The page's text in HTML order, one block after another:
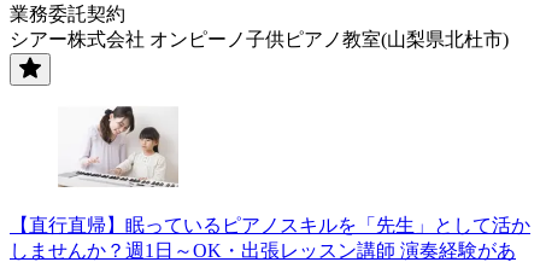
業務委託契約
シアー株式会社 オンピーノ子供ピアノ教室(山梨県北杜市)
【直行直帰】眠っているピアノスキルを「先生」として活か
しませんか？週1日～OK・出張レッスン講師 演奏経験があ